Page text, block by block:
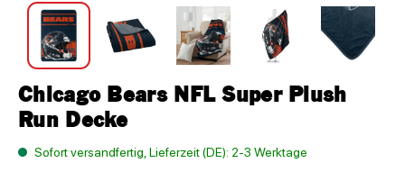
Chicago Bears NFL Super Plush
Run Decke
Sofort versandfertig, Lieferzeit (DE): 2-3 Werktage